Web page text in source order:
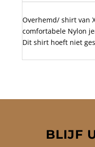
Overhemd/ shirt van
comfortabele Nylon
Dit shirt hoeft niet
BLIJF